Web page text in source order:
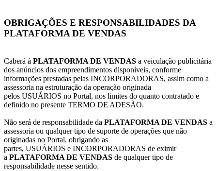
OBRIGAÇÕES E RESPONSABILIDADES DA
PLATAFORMA DE VENDAS
Caberá à PLATAFORMA DE VENDAS a veiculação publicitária
dos anúncios dos empreendimentos disponíveis, conforme
informações prestadas pelas INCORPORADORAS, assim como a
assessoria na estruturação da operação originada
pelos USUÁRIOS no Portal, nos limites do quanto contratado e
definido no presente TERMO DE ADESÃO.
Não será de responsabilidade da PLATAFORMA DE VENDAS a
assessoria ou qualquer tipo de suporte de operações que não
originadas no Portal, obrigando as
partes, USUÁRIOS e INCORPORADORAS de eximir
a PLATAFORMA DE VENDAS de qualquer tipo de
responsabilidade nesse sentido.